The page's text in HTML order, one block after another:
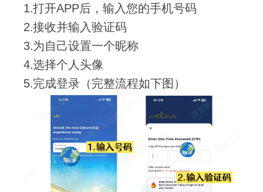
打开APP后，输入您的手机号码
接收并输入验证码
为自己设置一个昵称
选择个人头像
完成登录（完整流程如下图）